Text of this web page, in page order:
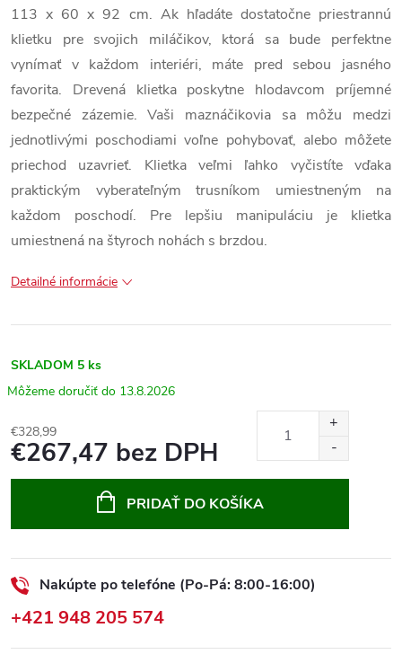
113 x 60 x 92 cm. Ak hľadáte dostatočne priestrannú
klietku pre svojich miláčikov, ktorá sa bude perfektne
vynímať v každom interiéri, máte pred sebou jasného
favorita. Drevená klietka poskytne hlodavcom príjemné
bezpečné zázemie. Vaši maznáčikovia sa môžu medzi
jednotlivými poschodiami voľne pohybovať, alebo môžete
priechod uzavrieť. Klietka veľmi ľahko vyčistíte vďaka
praktickým vyberateľným trusníkom umiestneným na
každom poschodí. Pre lepšiu manipuláciu je klietka
umiestnená na štyroch nohách s brzdou.
Detailné informácie
SKLADOM 5 ks
13.8.2026
€328,99
€267,47 bez DPH
PRIDAŤ DO KOŠÍKA
Nakúpte po telefóne (Po-Pá: 8:00-16:00)
+421 948 205 574